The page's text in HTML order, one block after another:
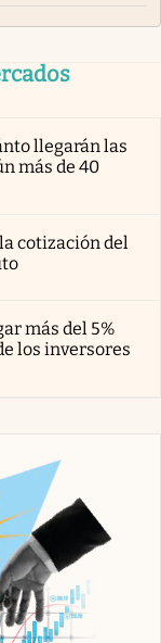
llegarán las
más de 40
cotización del
más del 5%
los inversores